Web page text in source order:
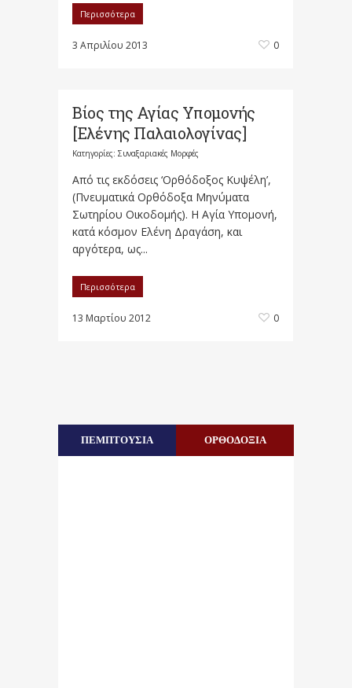
Περισσότερα
3 Απριλίου 2013 0
Βίος της Αγίας Υπομονής
[Ελένης Παλαιολογίνας]
Κατηγορίες: Συναξαριακές Μορφές
Από τις εκδόσεις ‘Ορθόδοξος Κυψέλη’,
(Πνευματικά Ορθόδοξα Μηνύματα
Σωτηρίου Οικοδομής). Η Αγία Υπομονή,
κατά κόσμον Ελένη Δραγάση, και
αργότερα, ως...
Περισσότερα
13 Μαρτίου 2012 0
ΠΕΜΠΤΟΥΣΙΑ ΟΡΘΟΔΟΞΙΑ